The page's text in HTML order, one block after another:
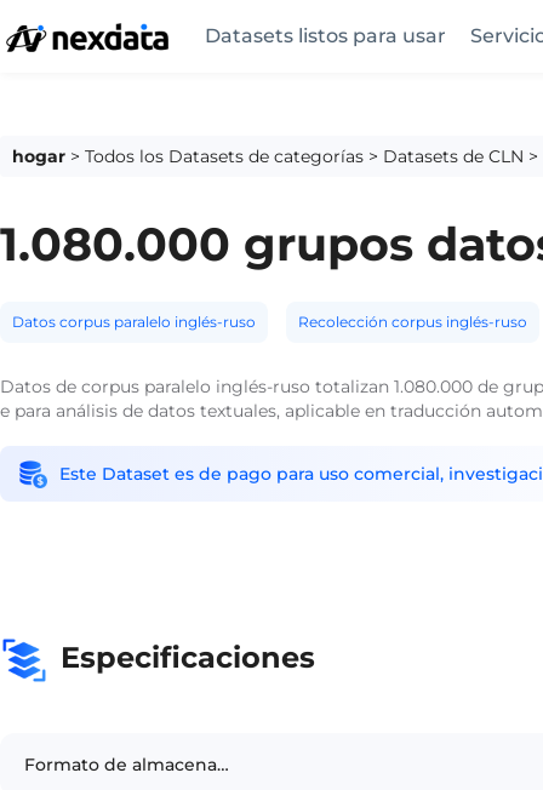
Datasets listos para usar
hogar > Todos los Datasets de categorías > Datasets de CLN >
1.080.000 grupos
Datos corpus paralelo inglés-ruso Recolección corpus inglés-ruso
Datos de corpus paralelo inglés-ruso totalizan 1.080.000 de
e para análisis de datos textuales, aplicable en traducción
Este Dataset es de pago para uso comercial,
Especificaciones
Formato de almacenamiento